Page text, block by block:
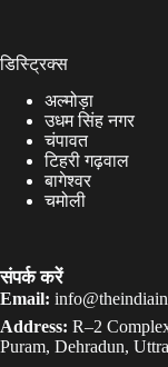
डिस्ट्रिक्स
अल्मोड़ा
उधम सिंह नगर
चंपावत
टिहरी गढ़वाल
बागेश्वर
चमोली
संपर्क करें
Email:
Address: R–2
Puram, Dehradun,